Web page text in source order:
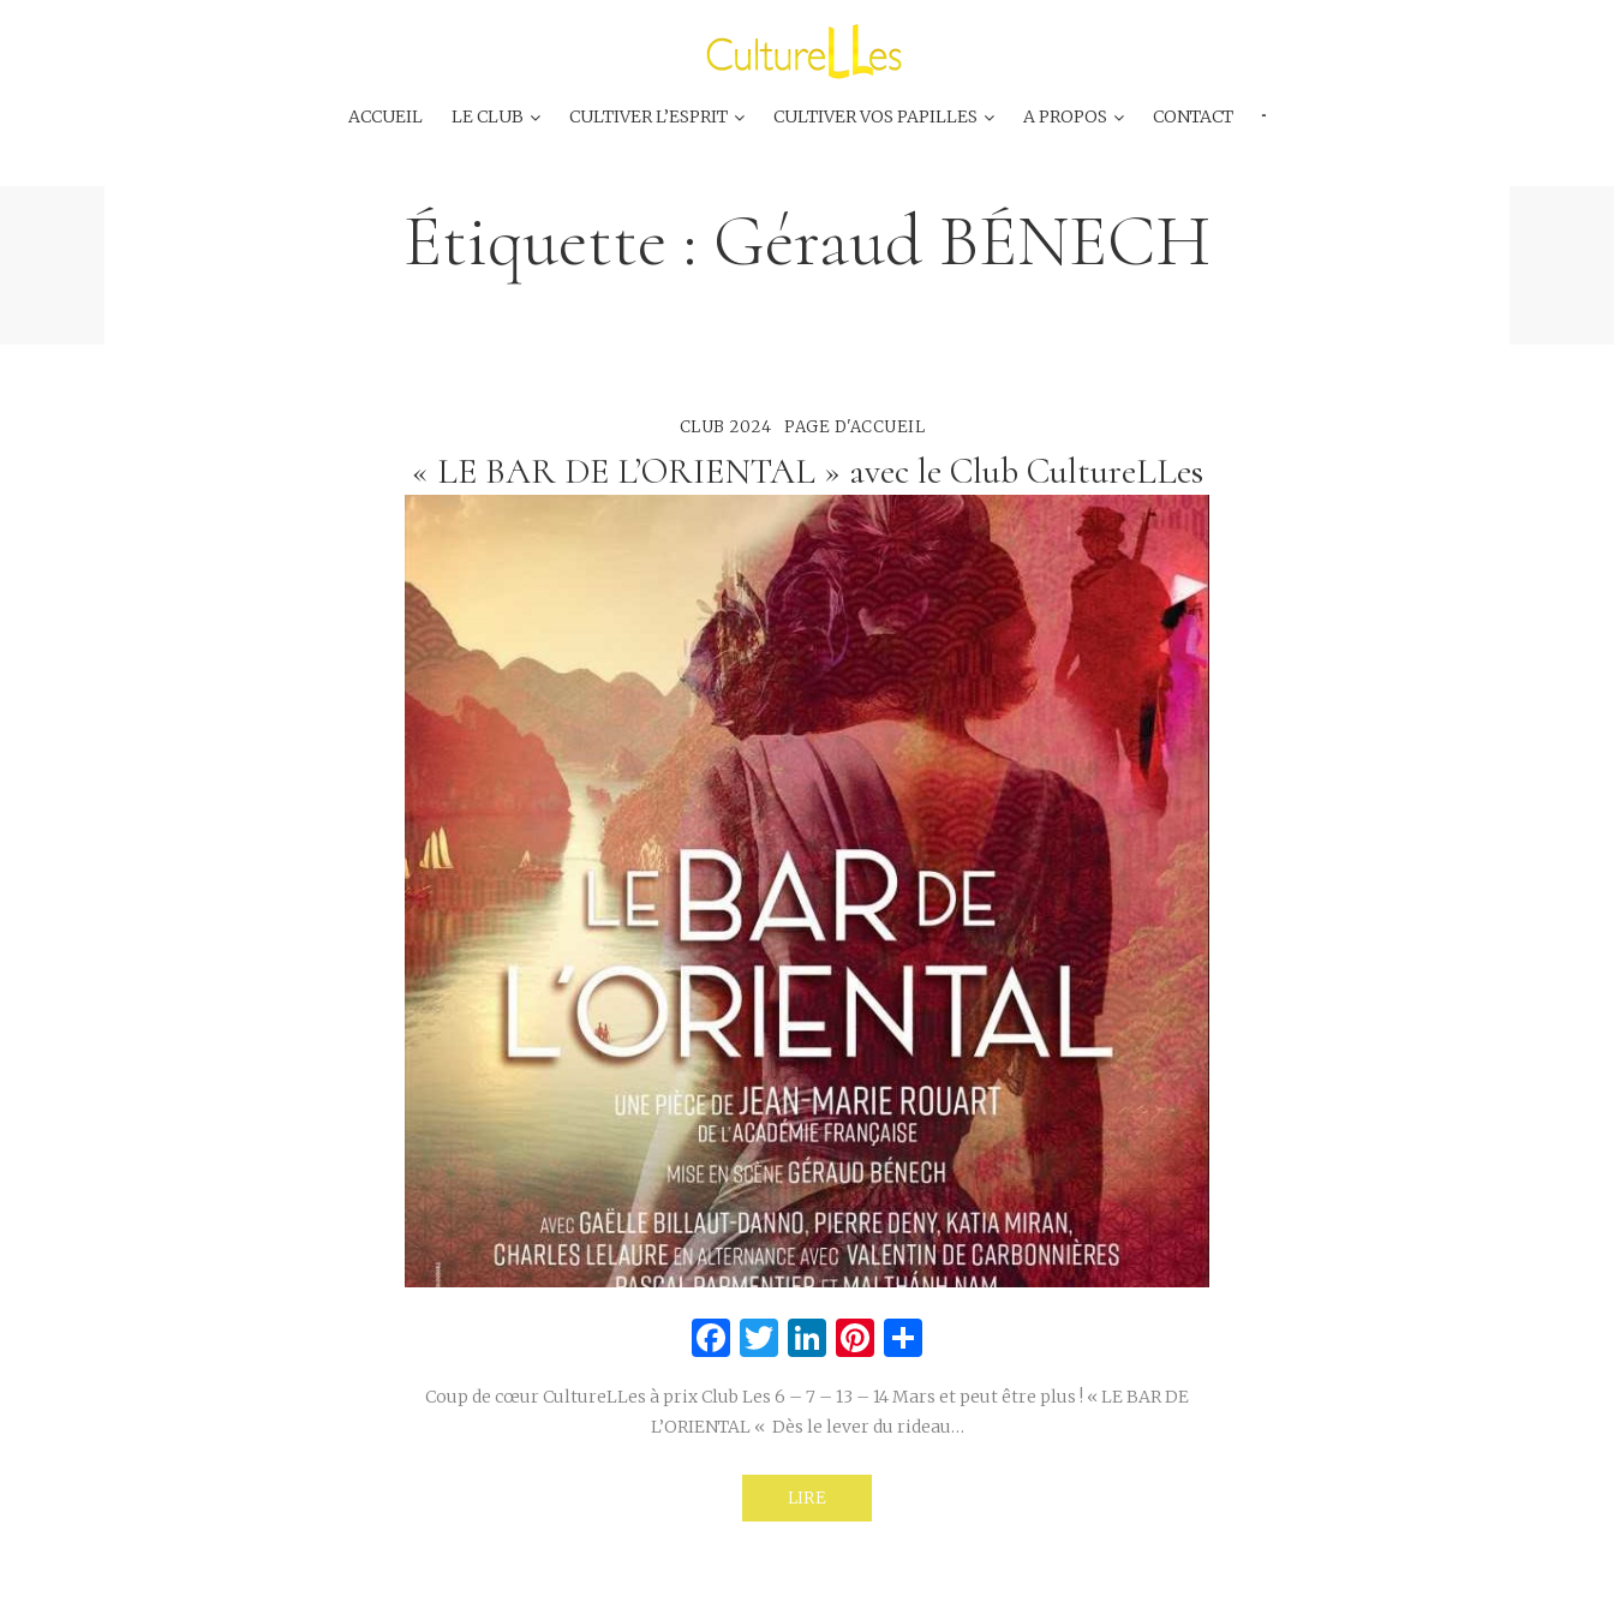
ACCUEIL LE CLUB CULTIVER L’ESPRIT CULTIVER VOS PAPILLES A PROPOS CONTACT ···
Étiquette : Géraud BÉNECH
CLUB 2024 PAGE D'ACCUEIL
« LE BAR DE L’ORIENTAL » avec le Club CultureLLes
Facebook
Twitter
LinkedIn
Pinterest
Coup de cœur CultureLLes à prix Club Les 6 – 7 – 13 – 14 Mars et peut être plus ! « LE BAR DE
L’ORIENTAL « Dès le lever du rideau…
LIRE